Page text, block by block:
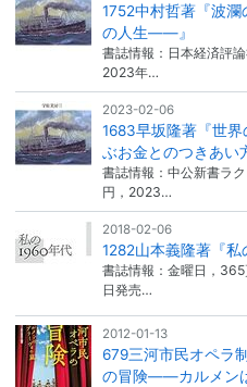
1752中村哲著『波
の人生——』
書誌情報：日本経済評
2023年…
2023-02-06
1683早坂隆著『世
ぶお金とのつきあい
書誌情報：中公新書ラ
円，2023…
2018-02-06
1282山本義隆著『私
書誌情報：金曜日，
日発売…
2012-01-13
679三河市民オペラ
の冒険――カルメン